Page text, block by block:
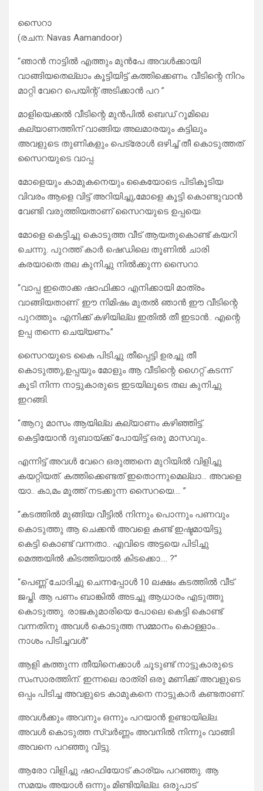
സൈറാ
(രചന: Navas Aamandoor)
“ഞാൻ നാട്ടിൽ എത്തും മുൻപേ അവൾക്കായി
വാങ്ങിയതെല്ലാം കൂട്ടിയിട്ട് കത്തിക്കെണം. വീടിന്റെ നിറം
മാറ്റി വേറെ പെയിന്റ് അടിക്കാൻ പറ ”
മാളിയെക്കൽ വീടിന്റെ മുൻപിൽ ബെഡ് റൂമിലെ
കല്യാണത്തിന് വാങ്ങിയ അലമാരയും കട്ടിലും
അവളുടെ തുണികളും പെട്രോൾ ഒഴിച്ച് തീ കൊടുത്തത്
സൈറയുടെ വാപ്പ.
മോളെയും കാമുകനെയും കൈയോടെ പിടികൂടിയ
വിവരം ആളെ വിട്ട് അറിയിച്ചു,മോളെ കൂട്ടി കൊണ്ടുവാൻ
വേണ്ടി വരുത്തിയതാണ് സൈറയുടെ ഉപ്പയെ.
മോളെ കെട്ടിച്ചു കൊടുത്ത വീട് ആയതുകൊണ്ട് കയറി
ചെന്നു. പുറത്ത് കാർ ഷെഡിലെ തൂണിൽ ചാരി
കരയാതെ തല കുനിച്ചു നിൽക്കുന്ന സൈറാ.
“വാപ്പ ഇതൊക്ക ഷാഫിക്കാ എനിക്കായി മാത്രം
വാങ്ങിയതാണ്‌. ഈ നിമിഷം മുതൽ ഞാൻ ഈ വീടിന്റെ
പുറത്തും. എനിക്ക് കഴിയില്ല ഇതിൽ തീ ഇടാൻ.. എന്റെ
ഉപ്പ തന്നെ ചെയ്യണം.”
സൈറയുടെ കൈ പിടിച്ചു തീപ്പെട്ടി ഉരച്ചു തീ
കൊടുത്തു,ഉപ്പയും മോളും ആ വീടിന്റെ ഗൈറ്റ് കടന്ന്
കൂടി നിന്ന നാട്ടുകാരുടെ ഇടയിലൂടെ തല കുനിച്ചു
ഇറങ്ങി.
“ആറു മാസം ആയില്ല കല്യാണം കഴിഞ്ഞിട്ട്.
കെട്ടിയോൻ ദുബായ്ക്ക് പോയിട്ട് ഒരു മാസവും..
എന്നിട്ട് അവൾ വേറെ ഒരുത്തനെ മുറിയിൽ വിളിച്ചു
കയറ്റിയത്. കത്തിക്കെണ്ടത് ഇതൊന്നുമെല്ലാ… അവളെ
യാ.. കാ,മം മൂത്ത് നടക്കുന്ന സൈറയെ…. ”
“കടത്തിൽ മുങ്ങിയ വീട്ടിൽ നിന്നും പൊന്നും പണവും
കൊടുത്തു ആ ചെക്കൻ അവളെ കണ്ട് ഇഷ്ടമായിട്ടു
കെട്ടി കൊണ്ട് വന്നതാ.. എവിടെ അട്ടയെ പിടിച്ചു
മെത്തയിൽ കിടത്തിയാൽ കിടക്കൊ…. ?”
“പെണ്ണ് ചോദിച്ചു ചെന്നപ്പോൾ 10 ലക്ഷം കടത്തിൽ വീട്
ജപ്തി. ആ പണം ബാങ്കിൽ അടച്ചു ആധാരം എടുത്തു
കൊടുത്തു. രാജകുമാരിയെ പോലെ കെട്ടി കൊണ്ട്
വന്നതിനു അവൾ കൊടുത്ത സമ്മാനം കൊള്ളാം…
നാശം പിടിച്ചവൾ”
ആളി കത്തുന്ന തീയിനെക്കാൾ ചൂടുണ്ട് നാട്ടുകാരുടെ
സംസാരത്തിന്. ഇന്നലെ രാത്രി ഒരു മണിക്ക് അവളുടെ
ഒപ്പം പിടിച്ച അവളുടെ കാമുകനെ നാട്ടുകാർ കണ്ടതാണ്.
അവൾക്കും അവനും ഒന്നും പറയാൻ ഉണ്ടായില്ല.
അവൾ കൊടുത്ത സ്വർണ്ണം അവനിൽ നിന്നും വാങ്ങി
അവനെ പറഞ്ഞു വിട്ടു.
ആരോ വിളിച്ചു ഷാഫിയോട് കാര്യം പറഞ്ഞു. ആ
സമയം അയാൾ ഒന്നും മിണ്ടിയില്ല. ഒരുപാട്